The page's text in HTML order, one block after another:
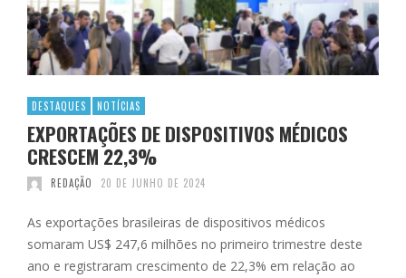
DESTAQUES NOTÍCIAS
EXPORTAÇÕES DE DISPOSITIVOS MÉDICOS
CRESCEM 22,3%
REDAÇÃO 20 DE JUNHO DE 2024
As exportações brasileiras de dispositivos médicos
somaram US$ 247,6 milhões no primeiro trimestre deste
ano e registraram crescimento de 22,3% em relação ao